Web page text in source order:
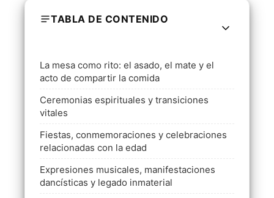
TABLA DE CONTENIDO
La mesa como rito: el asado, el mate y el
acto de compartir la comida
Ceremonias espirituales y transiciones
vitales
Fiestas, conmemoraciones y celebraciones
relacionadas con la edad
Expresiones musicales, manifestaciones
dancísticas y legado inmaterial